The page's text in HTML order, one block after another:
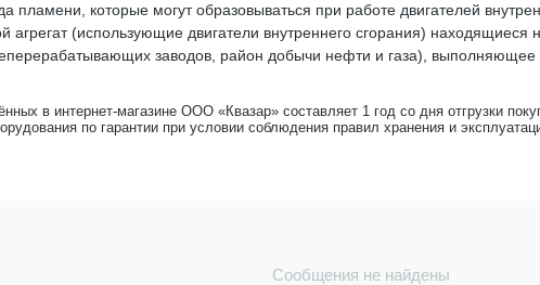
которые могут образовываться при работе двигателей
агрегат (использующие двигатели внутреннего сгорания)
заводов, район добычи нефти и газа), выполняющее
в интернет-магазине ООО «Квазар» составляет 1 год со дня отгрузки
по гарантии при условии соблюдения правил хранения и
Сообщения не найдены